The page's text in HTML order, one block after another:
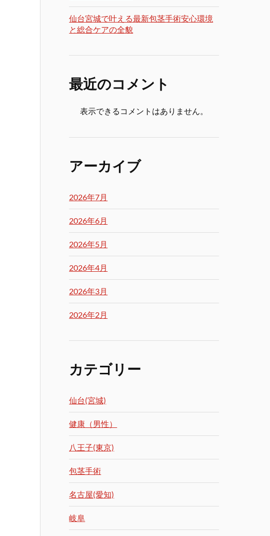
仙台宮城で叶える最新包茎手術安心環境
と総合ケアの全貌
最近のコメント
表示できるコメントはありません。
アーカイブ
2026年7月
2026年6月
2026年5月
2026年4月
2026年3月
2026年2月
カテゴリー
仙台(宮城)
健康（男性）
八王子(東京)
包茎手術
名古屋(愛知)
岐阜